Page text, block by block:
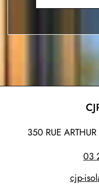
350 RUE
03
cjp-